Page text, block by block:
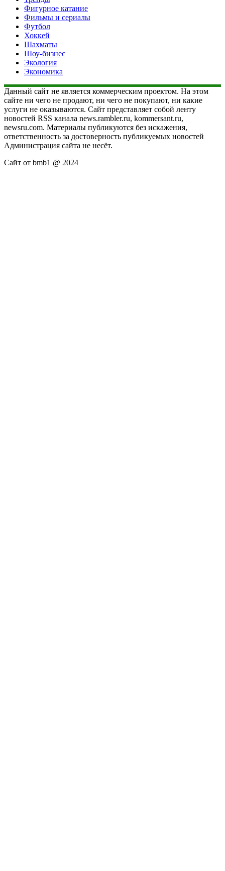
Фигурное катание
Фильмы и сериалы
Футбол
Хоккей
Шахматы
Шоу-бизнес
Экология
Экономика
Данный сайт не является коммерческим проектом. На этом
сайте ни чего не продают, ни чего не покупают, ни какие
услуги не оказываются. Сайт представляет собой ленту
новостей RSS канала news.rambler.ru, kommersant.ru,
newsru.com. Материалы публикуются без искажения,
ответственность за достоверность публикуемых новостей
Администрация сайта не несёт.
Сайт от bmb1 @ 2024